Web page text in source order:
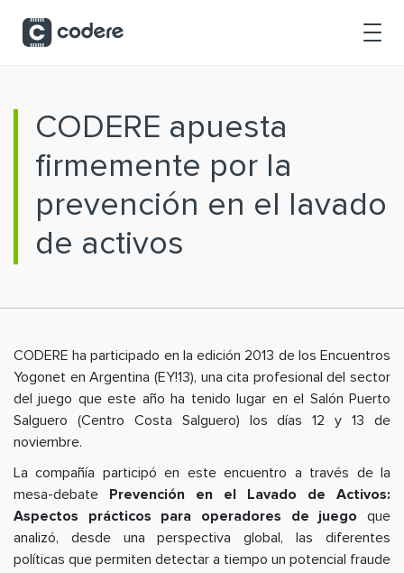
CODERE apuesta
firmemente por la
prevención en el lavado
de activos
CODERE ha participado en la edición 2013 de los Encuentros
Yogonet en Argentina (EY!13), una cita profesional del sector
del juego que este año ha tenido lugar en el Salón Puerto
Salguero (Centro Costa Salguero) los días 12 y 13 de
noviembre.
La compañía participó en este encuentro a través de la
mesa-debate
Prevención en el Lavado de Activos:
Aspectos prácticos para operadores de juego que
analizó, desde una perspectiva global, las diferentes
políticas que permiten detectar a tiempo un potencial fraude